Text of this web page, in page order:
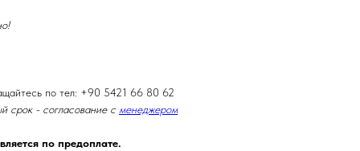
по тел: +90 5421 66 80 62
срок - согласование сменеджером
по предоплате.